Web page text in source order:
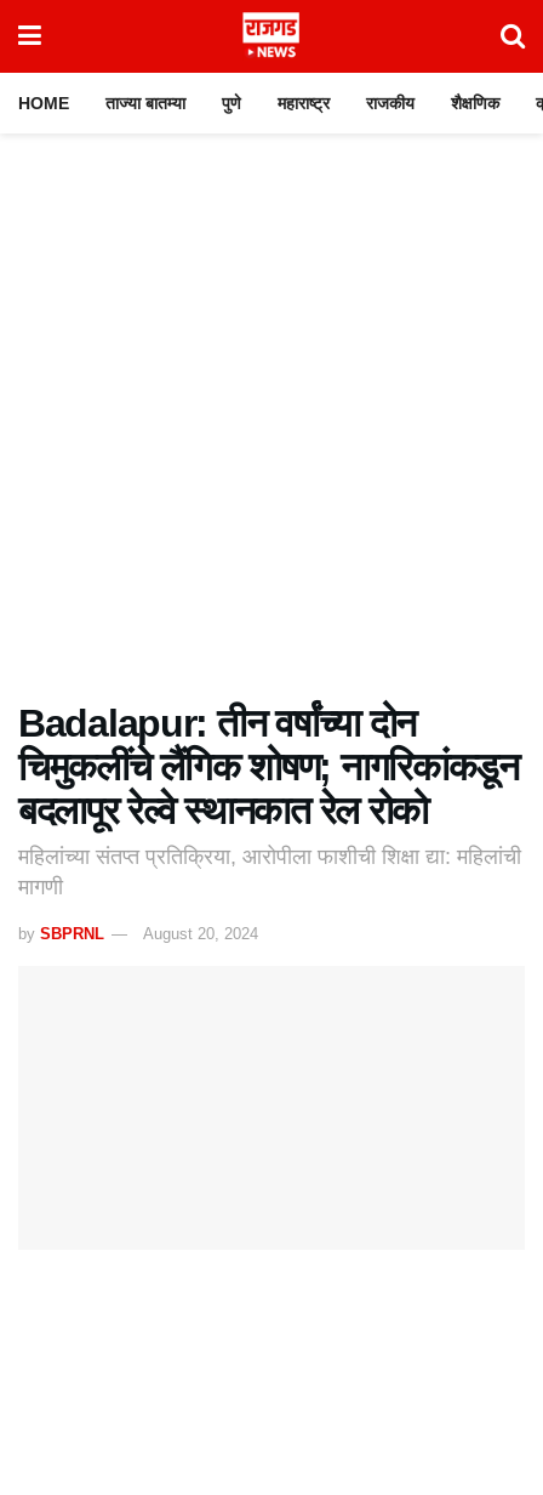
HOME ताज्या बातम्या पुणे महाराष्ट्र राजकीय शैक्षणिक
Badalapur: तीन वर्षांच्या दोन
चिमुकलींचे लैंगिक शोषण; नागरिकांकडून
बदलापूर रेल्वे स्थानकात रेल रोको
महिलांच्या संतप्त प्रतिक्रिया, आरोपीला फाशीची शिक्षा द्या: महिलांची
मागणी
by SBPRNL August 20, 2024